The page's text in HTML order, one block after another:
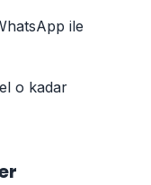
ile
o kadar